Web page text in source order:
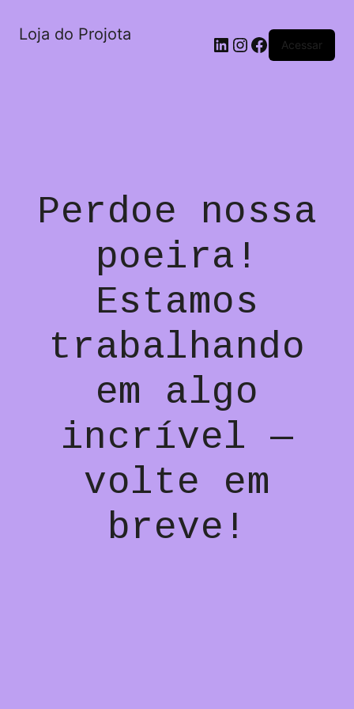
Loja do Projota LinkedIn
Instagram
Facebook
Acessar
Perdoe nossa
poeira!
Estamos
trabalhando
em algo
incrível —
volte em
breve!